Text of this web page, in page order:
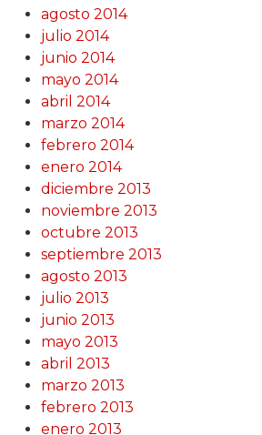
agosto 2014
julio 2014
junio 2014
mayo 2014
abril 2014
marzo 2014
febrero 2014
enero 2014
diciembre 2013
noviembre 2013
octubre 2013
septiembre 2013
agosto 2013
julio 2013
junio 2013
mayo 2013
abril 2013
marzo 2013
febrero 2013
enero 2013